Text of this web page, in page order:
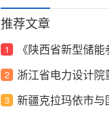
推荐文章
《陕西省新型储
施方案》印发！
浙江省电力设计
综合储能站（集成
新疆克拉玛依市